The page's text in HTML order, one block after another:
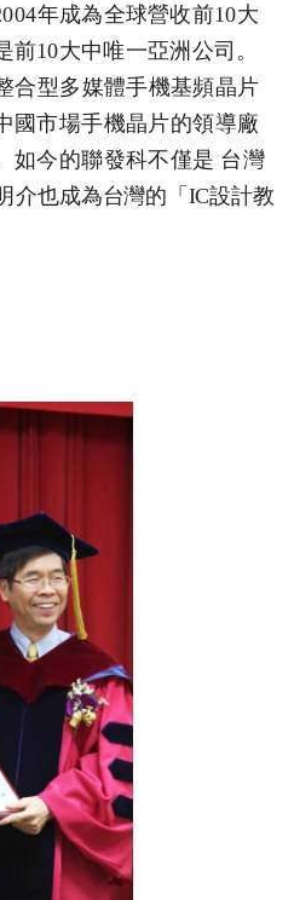
年成為全球營收前10大
前10大中唯一亞洲公司。
合型多媒體手機基頻晶片
國市場手機晶片的領導廠
如今的聯發科不僅是 台灣
介也成為台灣的「 IC設計教